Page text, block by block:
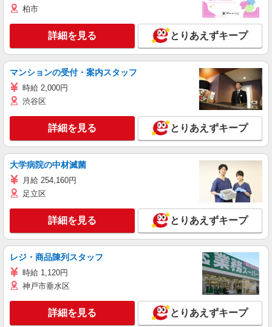
柏市
詳細を見る とりあえずキープ
マンションの受付・案内スタッフ
時給 2,000円
渋谷区
詳細を見る とりあえずキープ
大学病院の中材滅菌
月給 254,160円
足立区
詳細を見る とりあえずキープ
レジ・商品陳列スタッフ
時給 1,120円
神戸市垂水区
詳細を見る とりあえずキープ